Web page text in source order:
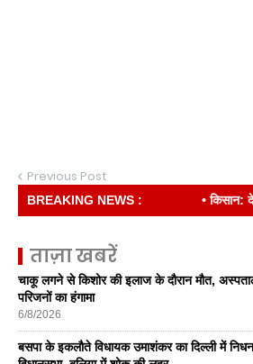
Previous Post
BREAKING NEWS : • किसान: देश
ताज़ा खबरें
चाकू लगने से किशोर की इलाज के दौरान मौत,
परिजनों का हंगामा
6/8/2026
बसपा के इकलाैते विधायक उमाशंकर का दिल्ली में